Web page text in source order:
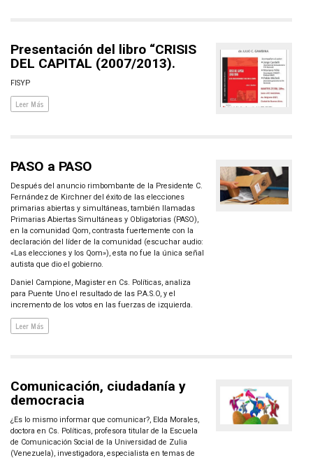
Presentación del libro “CRISIS
DEL CAPITAL (2007/2013).
FISYP
Leer Más
PASO a PASO
Después del anuncio rimbombante de la Presidente C.
Fernández de Kirchner del éxito de las elecciones
primarias abiertas y simultáneas, también llamadas
Primarias Abiertas Simultáneas y Obligatorias (PASO),
en la comunidad Qom, contrasta fuertemente con la
declaración del líder de la comunidad (escuchar audio:
«Las elecciones y los Qom»), esta no fue la única señal
autista que dio el gobierno.
Daniel Campione, Magister en Cs. Políticas, analiza
para Puente Uno el resultado de las P.A.S.O, y el
incremento de los votos en las fuerzas de izquierda.
Leer Más
Comunicación, ciudadanía y
democracia
¿Es lo mismo informar que comunicar?, Elda Morales,
doctora en Cs. Políticas, profesora titular de la Escuela
de Comunicación Social de la Universidad de Zulia
(Venezuela), investigadora, especialista en temas de